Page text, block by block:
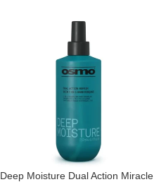
Deep Moisture Dual Action Miracle